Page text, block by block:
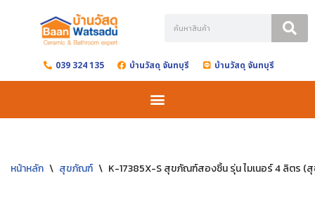
content 039 324 135 บ้านวัสดุ จันทบุรี บ้านวัสดุ จันทบุรี
หน้าหลัก \ สุขภัณฑ์ \ K-17385X-S สุขภัณฑ์สองชิ้น รุ่น ไมเนอร์ 4 ลิตร (